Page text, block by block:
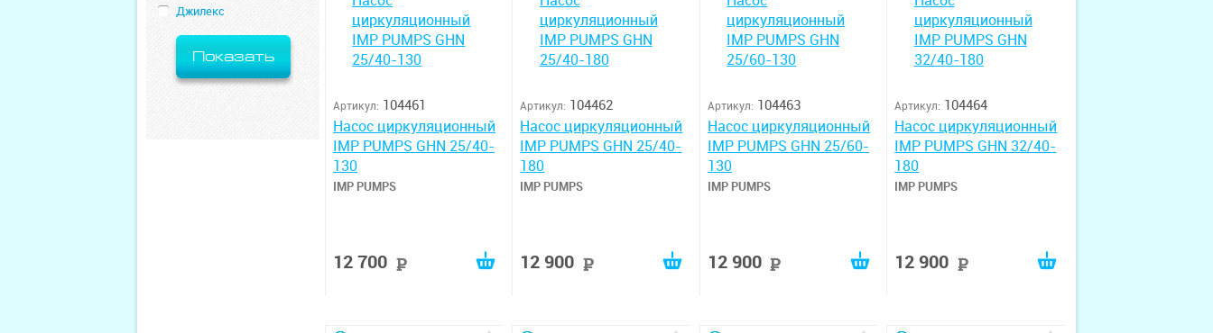
Джилекс
Показать
Артикул: 104461
Насос циркуляционный
IMP PUMPS GHN 25/40-
130
IMP PUMPS
12 700
Артикул: 104462
Насос циркуляционный
IMP PUMPS GHN 25/40-
180
IMP PUMPS
12 900
Артикул: 104463
Насос циркуляционный
IMP PUMPS GHN 25/60-
130
IMP PUMPS
12 900
Артикул: 104464
Насос циркуляционный
IMP PUMPS GHN 32/40-
180
IMP PUMPS
12 900